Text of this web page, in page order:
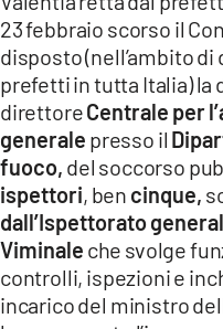
CATANZAROCHANNEL.IT
LACAPITALENEWS.IT
App
ANDROID
APPLE
23 febbraio scorso il
disposto (nell’ambito
prefetti in tutta Italia) la
direttoreCentrale per
generale presso il
fuoco, del soccorso
ispettori, ben cinque,
dall’Ispettorato
Viminale che svolge
controlli, ispezioni e
incarico del ministro